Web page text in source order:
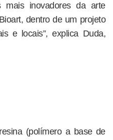
mais inovadores da arte
dentro de um projeto
e locais”, explica Duda,
(polímero a base de